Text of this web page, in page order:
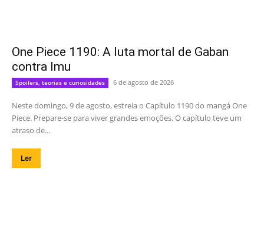
One Piece 1190: A luta mortal de Gaban
contra Imu
Spoilers, teorias e curiosidades 6 de agosto de 2026
Neste domingo, 9 de agosto, estreia o Capítulo 1190 do mangá One
Piece. Prepare-se para viver grandes emoções. O capítulo teve um
atraso de...
Ler